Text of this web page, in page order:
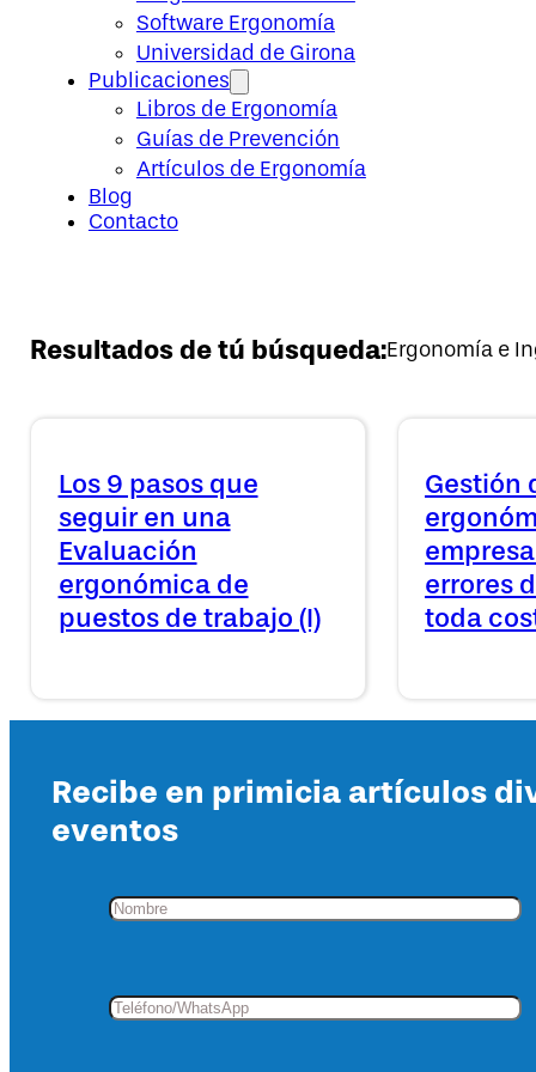
Software Ergonomía
Universidad de Girona
Publicaciones
Libros de Ergonomía
Guías de Prevención
Artículos de Ergonomía
Blog
Contacto
Resultados de tú búsqueda:Ergonomía e
Los 9 pasos que
seguir en una
Evaluación
ergonómica de
puestos de trabajo (I)
Gestión
errores
toda
Recibe en primicia artículos
eventos